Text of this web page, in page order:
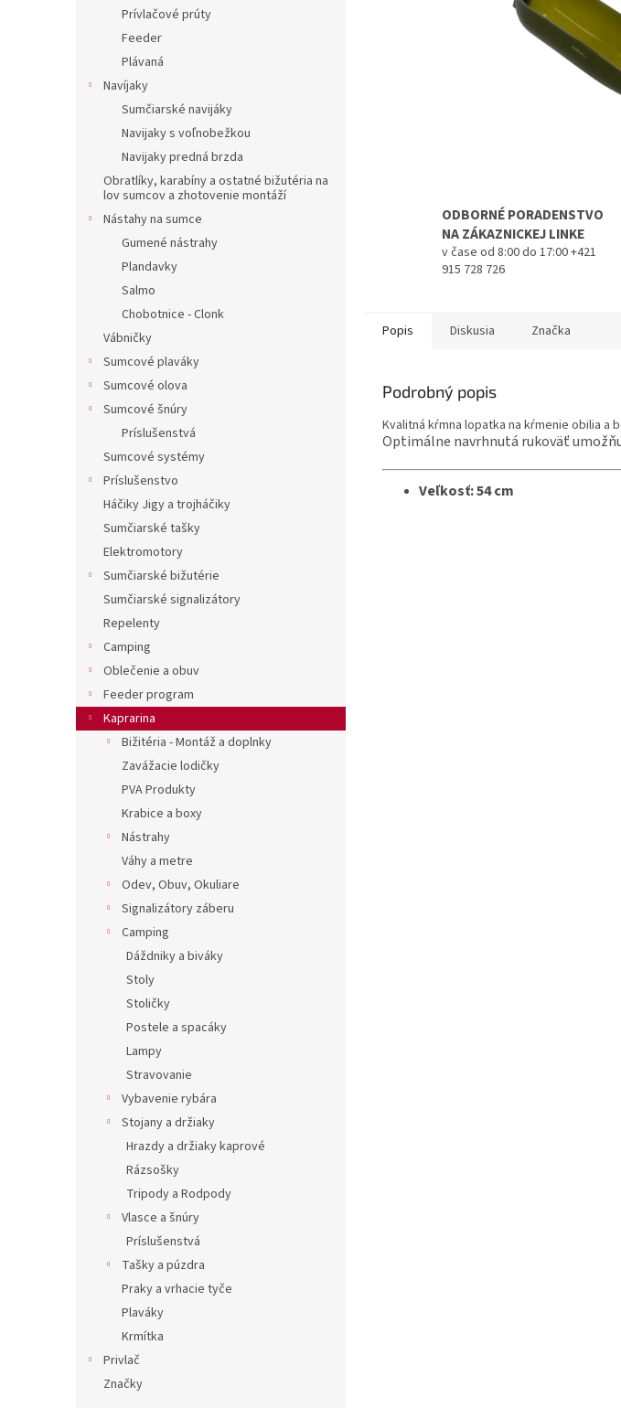
Prívlačové prúty
Feeder
Plávaná
Navíjaky
Sumčiarské navijáky
Navijaky s voľnobežkou
Navijaky predná brzda
Obratlíky, karabíny a ostatné bižutéria na
lov sumcov a zhotovenie montáží
Nástahy na sumce
Gumené nástrahy
Plandavky
Salmo
Chobotnice - Clonk
Vábničky
Sumcové plaváky
Sumcové olova
Sumcové šnúry
Príslušenstvá
Sumcové systémy
Príslušenstvo
Háčiky Jigy a trojháčiky
Sumčiarské tašky
Elektromotory
Sumčiarské bižutérie
Sumčiarské signalizátory
Repelenty
Camping
Oblečenie a obuv
Feeder program
Kaprarina
Bižitéria - Montáž a doplnky
Zavážacie lodičky
PVA Produkty
Krabice a boxy
Nástrahy
Váhy a metre
Odev, Obuv, Okuliare
Signalizátory záberu
Camping
Dáždniky a biváky
Stoly
Stoličky
Postele a spacáky
Lampy
Stravovanie
Vybavenie rybára
Stojany a držiaky
Hrazdy a držiaky kaprové
Rázsošky
Tripody a Rodpody
Vlasce a šnúry
Príslušenstvá
Tašky a púzdra
Praky a vrhacie tyče
Plaváky
Krmítka
Privlač
Značky
ODBORNÉ PORADENSTVO
NA ZÁKAZNICKEJ LINKE
v čase od 8:00 do 17:00 +421
915 728 726
Popis Diskusia Značka
Podrobný popis
Kvalitná kŕmna lopatka na kŕmenie obilia a
Optimálne navrhnutá rukoväť
Veľkosť: 54 cm